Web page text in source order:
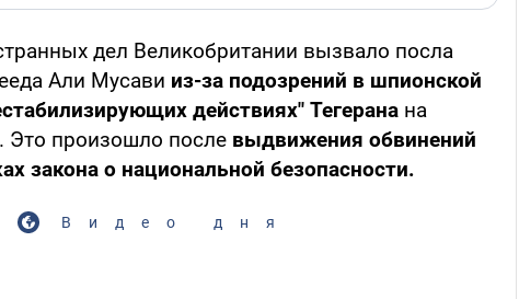
дел Великобритании вызвало посла
Али Мусави из-за подозрений в шпионской
действиях" Тегерана на
Это произошло после выдвижения обвинений
закона о национальной безопасности.
Видео дня